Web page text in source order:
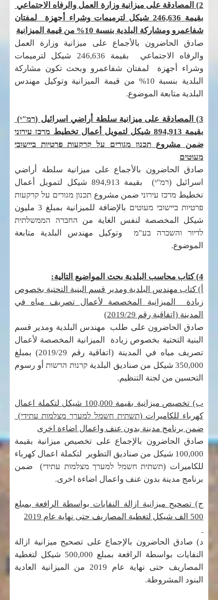
2) المصادقة على ميزانية وزارة العمل والرفاه الاجتماعي
بقيمة 246,636 شيكل لترميمات وشراء أجهزة لمفتان
شفاعمرو ومشاركة البلدية بنسبة 10% من قيمة الميزانية
صادق الحاضرون بالأجماع على ميزانية وزارة العمل
والرفاه الاجتماعي بقيمة 246,636 شيكل لترميمات
وشراء أجهزة لمفتان شفاعمرو وبحث تكون مشاركة
البلدية بنسبة 10% من قيمة الميزانية وتوكيل مهندس
البلدية متابعة الموضوع.
3) المصادقة على ميزانية سلطة أراضي اسرائيل ( רמ"י)
بقيمة 894,913 شيكل لتمويل أعمال تخطيط
מרכז עירוני
ضمن مشروع תכנון מגורים על קרקעות פרטיות ביישובי
מעוטים
صادق الحاضرون بالأجماع على ميزانية سلطة أراضي
اسرائيل (רמ"י
) بقيمة 894,913 شيكل لتمويل أعمال
تخطيط מרכז עירוניضمن مشروع תכנון מגורים על קרקעות
פרטיות ביישובי מעוטים
بالإضافة للميزانية بمبلغ 3 مليون
شيكل المخصصة لنفس الغاية من החברה הממשלתית
לדיור והשכרה בע"מ وتوكيل مهندس البلدية متابعة
الموضوع.
4) كتاب محاسب البلدية بحث المواضيع التالية:
أ) كتاب مهندس البلدية ومدير قسم البنية التحتية بخصوص
زيادة الميزانية المخصصة لأعمال تصريف مياه في
المدينة (اتفاقية رقم 2019/29)
صادق الحاضرون على طلب مهندس البلدية ومدير قسم
البنية التحتية بخصوص زيادة الميزانية المخصصة لأعمال
تصريف مياه في المدينة (اتفاقية رقم 2019/29) بمبلغ
350,000 شيكل من صناديق البلدية
קרנות הרשות أو رسوم
التحسين من لجنة التنظيم.
ب) تخصيص ميزانية بقيمة 100,000 شيكل لتكملة اعمال
كهرباء للكاميرات (תשתית חשמל למערך מצלמות עתידי)
ضمن برنامج مدينة بدون عنف واعمال اضاءة اخرى
صادق الحاضرون بالإجماع على تخصيص ميزانية بقيمة
100,000 شيكل من صناديق التطوير لتكملة اعمال كهرباء
للكاميرات (תשתית חשמל למערך מצלמות עתידי) ضمن
برنامج مدينة بدون عنف واعمال اضاءة اخرى.
ج) تصحيح ميزانية ازالة النفايات بواسطة الرافعة بمبلع
500 الف شيكل لتغطية المصاريف حتى نهاية عام 2019
د) صادق الحاضرون بالإجماع على تصحيح ميزانية ازالة
النفايات بواسطة الرافعة بمبلع 500,000 شيكل لتغطية
المصاريف حتى نهاية عام 2019 من الميزانية العادية
البنود المشروطة.